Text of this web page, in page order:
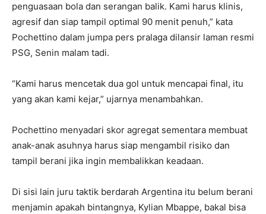
penguasaan bola dan serangan balik. Kami harus klinis,
agresif dan siap tampil optimal 90 menit penuh,” kata
Pochettino dalam jumpa pers pralaga dilansir laman resmi
PSG, Senin malam tadi.
“Kami harus mencetak dua gol untuk mencapai final, itu
yang akan kami kejar,” ujarnya menambahkan.
Pochettino menyadari skor agregat sementara membuat
anak-anak asuhnya harus siap mengambil risiko dan
tampil berani jika ingin membalikkan keadaan.
Di sisi lain juru taktik berdarah Argentina itu belum berani
menjamin apakah bintangnya, Kylian Mbappe, bakal bisa